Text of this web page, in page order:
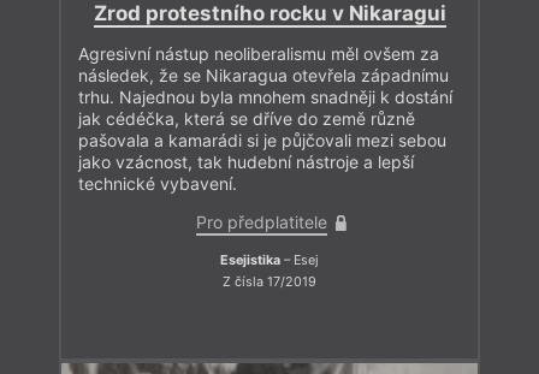
Zrod protestního rocku v Nikaragui
Agresivní nástup neoliberalismu měl ovšem za
následek, že se Nikaragua otevřela západnímu
trhu. Najednou byla mnohem snadněji k dostání
jak cédéčka, která se dříve do země různě
pašovala a kamarádi si je půjčovali mezi sebou
jako vzácnost, tak hudební nástroje a lepší
technické vybavení.
Pro předplatitele
Esejistika – Esej
Z čísla 17/2019